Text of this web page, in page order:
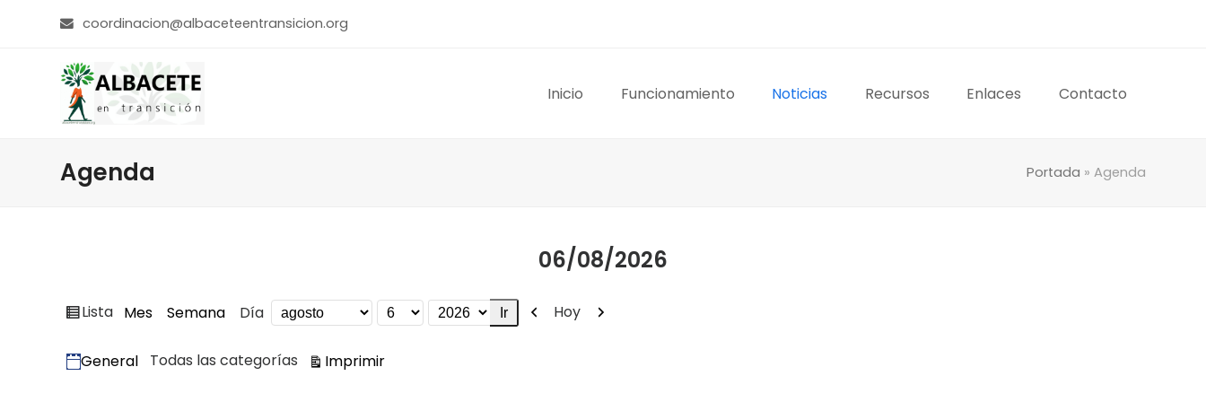
coordinacion@albaceteentransicion.org
Inicio Funcionamiento Noticias Recursos Enlaces Contacto
Agenda Portada » Agenda
06/08/2026
Ver
Lista Mes Semana Día Mes
Día
Año
Anterior
Hoy Siguiente
Categorías
General Todas las categorías ImprimirVistas